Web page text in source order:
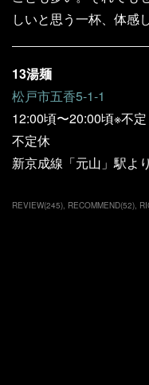
しいと思う一杯、体感
13湯麺
松戸市五香5-1-1
12:00頃〜20:00頃※不定
不定休
新京成線「元山」駅よ
REVIEW(245) RECOMMEND(52)